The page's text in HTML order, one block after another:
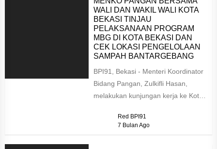
WALI DAN WAKIL WALI KOTA
BEKASI TINJAU
PELAKSANAAN PROGRAM
MBG DI KOTA BEKASI DAN
CEK LOKASI PENGELOLAAN
SAMPAH BANTARGEBANG
BPI91, Bekasi - Menteri Koordinator
Bidang Pangan, Zulkifli Hasan,
melakukan kunjungan kerja ke Kota
pelaksanaan program...
Red BPI91
7 Bulan Ago